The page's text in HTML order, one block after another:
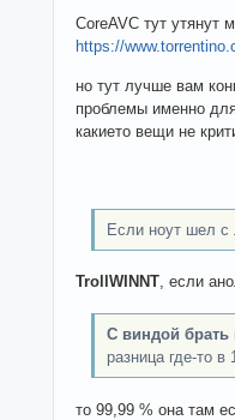
CoreAVC тут утянут
https://
но тут лучше вам
проблемы именно
какието вещи не
Если ноут шел с
TrollWINNT, если
С виндой брать
разница где-то в
то 99,99 % она там